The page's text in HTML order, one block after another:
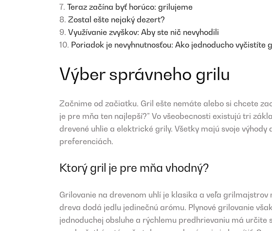
Teraz začína byť horúco: grilujeme
Zostal ešte nejaký dezert?
Využívanie zvyškov: Aby ste nič nevyhodili
Poriadok je nevyhnutnosťou: Ako jednoducho vyčistíte
Výber správneho grilu
Začnime od začiatku. Gril ešte nemáte alebo si chcete
je pre mňa ten najlepší?” Vo všeobecnosti existujú tri
drevené uhlie a elektrické grily. Všetky majú svoje výhody
preferenciách.
Ktorý gril je pre mňa vhodný?
Grilovanie na drevenom uhlí je klasika a veľa grilmajstrov
dreva dodá jedlu jedinečnú arómu. Plynové grilovanie
jednoduchej obsluhe a rýchlemu predhrievaniu má určite